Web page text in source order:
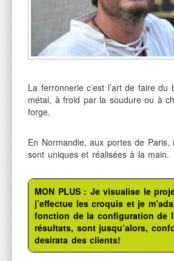
Contact
La ferronnerie c’est l’art de faire du
métal, à froid par la soudure ou à
forge,
En Normandie, aux portes de Paris,
sont uniques et réalisées à la main.
MON PLUS : Je visualise le
j’effectue les croquis et je
fonction de la configuration de
résultats, sont jusqu’alors,
desirata des clients!